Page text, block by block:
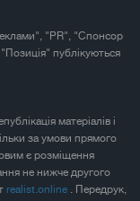
"PR", "Спонсор
публікуються
матеріалів і
за умови прямого
є розміщення
не нижче другого
realist.online . Передрук,